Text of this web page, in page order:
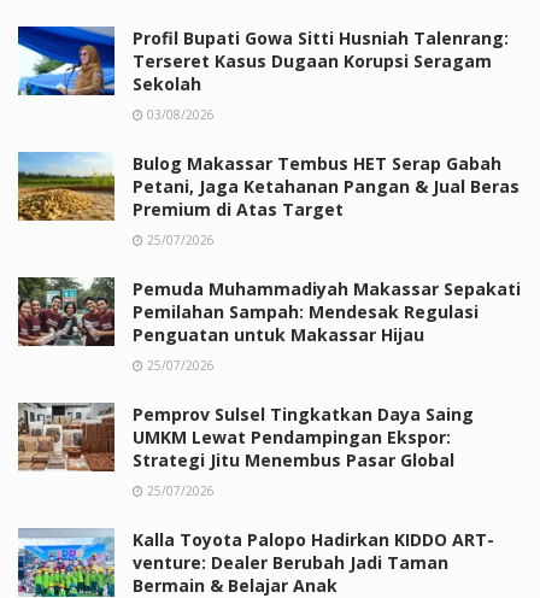
Profil Bupati Gowa Sitti Husniah Talenrang:
Terseret Kasus Dugaan Korupsi Seragam
Sekolah
03/08/2026
Bulog Makassar Tembus HET Serap Gabah
Petani, Jaga Ketahanan Pangan & Jual Beras
Premium di Atas Target
25/07/2026
Pemuda Muhammadiyah Makassar Sepakati
Pemilahan Sampah: Mendesak Regulasi
Penguatan untuk Makassar Hijau
25/07/2026
Pemprov Sulsel Tingkatkan Daya Saing
UMKM Lewat Pendampingan Ekspor:
Strategi Jitu Menembus Pasar Global
25/07/2026
Kalla Toyota Palopo Hadirkan KIDDO ART-
venture: Dealer Berubah Jadi Taman
Bermain & Belajar Anak